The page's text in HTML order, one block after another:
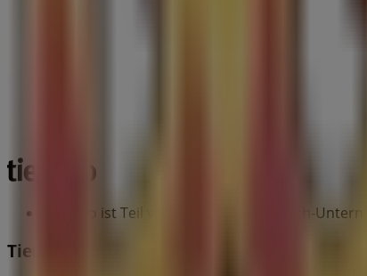
Tiendeo ist Teil von Shopfully, dem Tech-
Tiendeo